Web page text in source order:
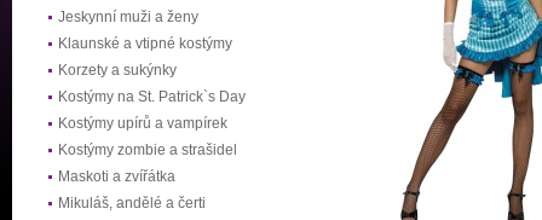
Jeskynní muži a ženy
Klaunské a vtipné kostýmy
Korzety a sukýnky
Kostýmy na St. Patrick`s Day
Kostýmy upírů a vampírek
Kostýmy zombie a strašidel
Maskoti a zvířátka
Mikuláš, andělé a čerti